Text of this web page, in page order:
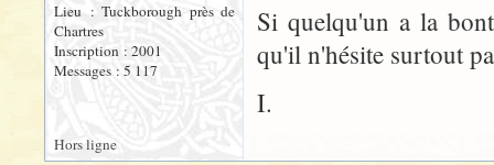
Lieu : Tuckborough près de
Chartres
Inscription : 2001
Messages : 5 117
Si quelqu'un a la
qu'il n'hésite surtout
I.
Hors ligne